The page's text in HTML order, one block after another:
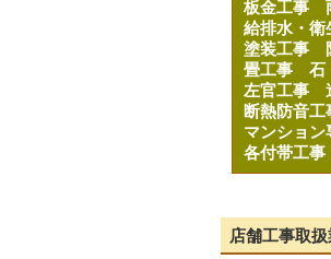
板金工事
給排水・
塗装工事
畳工事 石
左官工事
断熱防音
マンショ
各付帯工事
店舗工事取